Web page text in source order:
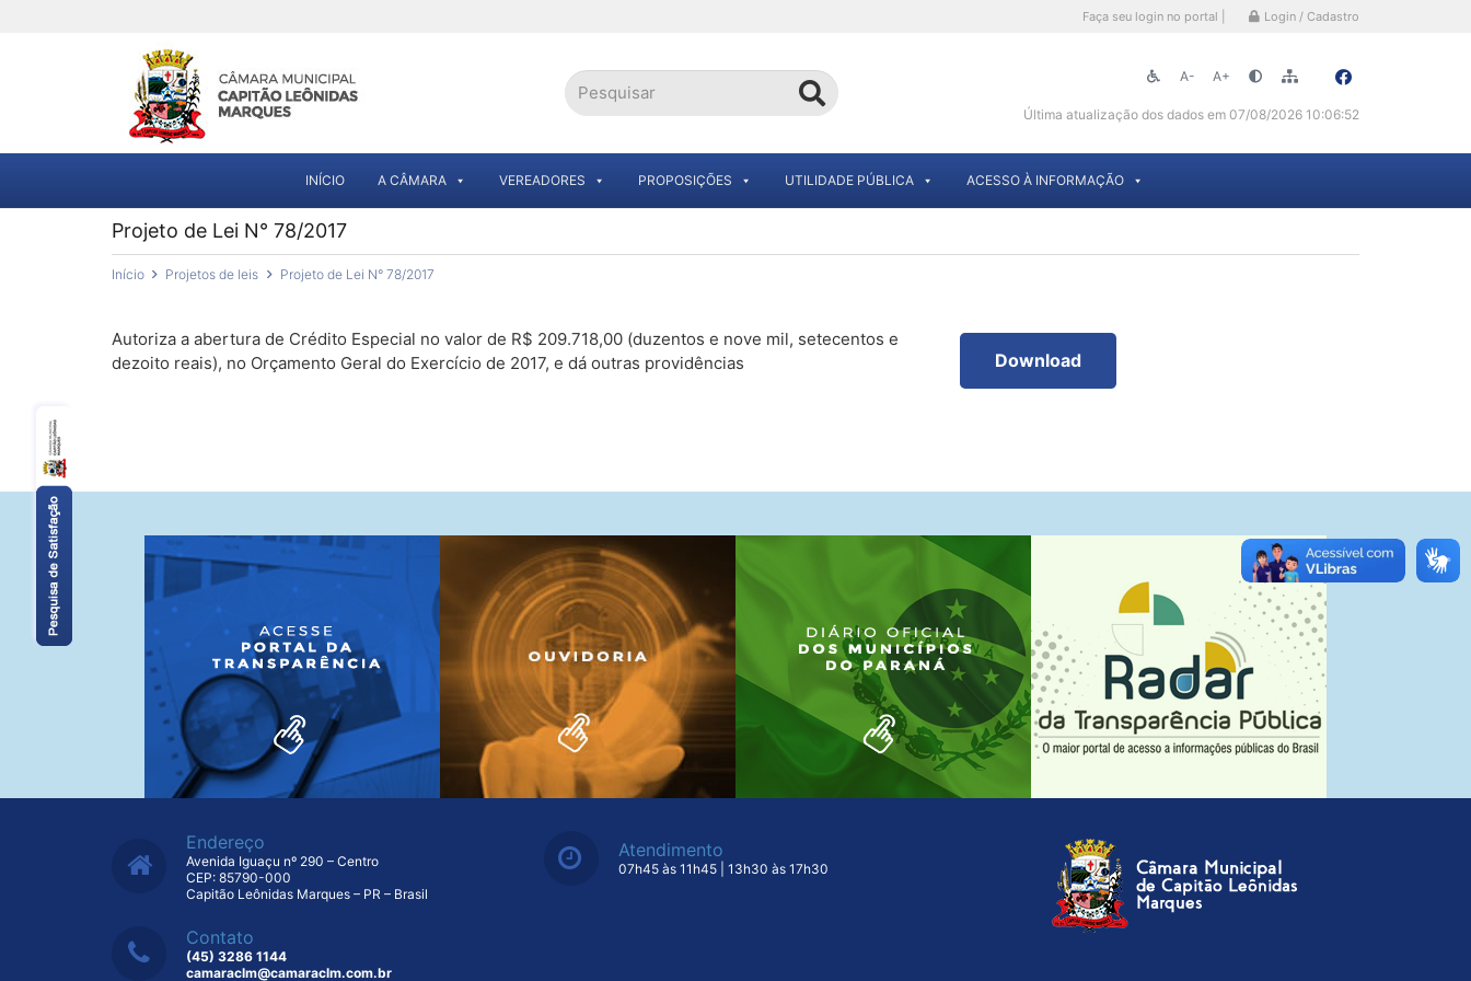
Faça seu login no portal | Login / Cadastro
A- A+
Última atualização dos dados em 07/08/2026 10:06:52
INÍCIO A CÂMARA VEREADORES PROPOSIÇÕES UTILIDADE PÚBLICA ACESSO À INFORMAÇÃO
Projeto de Lei N° 78/2017
Início Projetos de leis Projeto de Lei N° 78/2017
Autoriza a abertura de Crédito Especial no valor de R$ 209.718,00 (duzentos e nove mil, setecentos e
dezoito reais), no Orçamento Geral do Exercício de 2017, e dá outras providências
Download
Endereço
Avenida Iguaçu nº 290 – Centro
CEP: 85790-000
Capitão Leônidas Marques – PR – Brasil
Contato
(45) 3286 1144
camaraclm@camaraclm.com.br
Atendimento
07h45 às 11h45 | 13h30 às 17h30